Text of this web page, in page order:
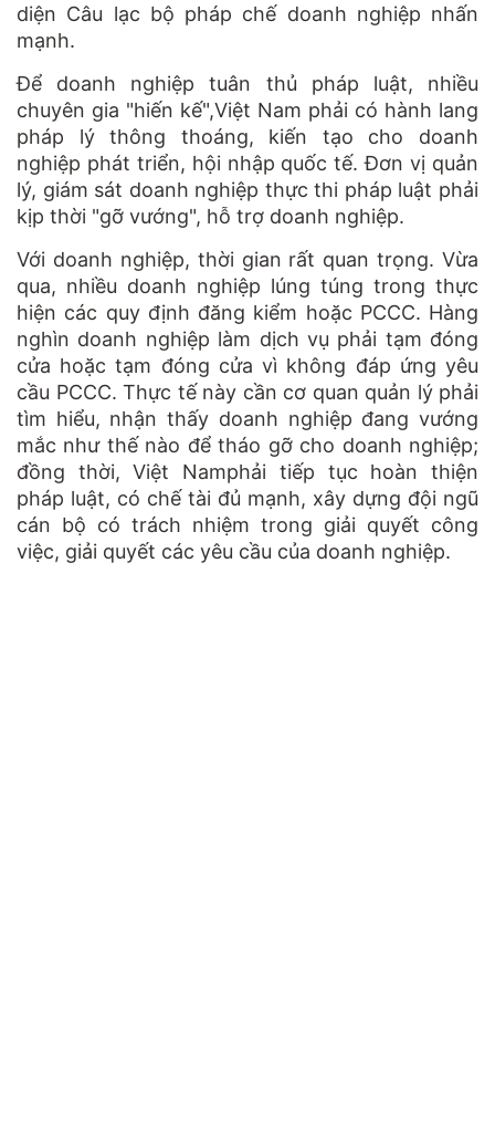
diện Câu lạc bộ pháp chế doanh nghiệp nhấn
mạnh.
Để doanh nghiệp tuân thủ pháp luật, nhiều
chuyên gia "hiến kế",Việt Nam phải có hành lang
pháp lý thông thoáng, kiến tạo cho doanh
nghiệp phát triển, hội nhập quốc tế. Đơn vị quản
lý, giám sát doanh nghiệp thực thi pháp luật phải
kịp thời "gỡ vướng", hỗ trợ doanh nghiệp.
Với doanh nghiệp, thời gian rất quan trọng. Vừa
qua, nhiều doanh nghiệp lúng túng trong thực
hiện các quy định đăng kiểm hoặc PCCC. Hàng
nghìn doanh nghiệp làm dịch vụ phải tạm đóng
cửa hoặc tạm đóng cửa vì không đáp ứng yêu
cầu PCCC. Thực tế này cần cơ quan quản lý phải
tìm hiểu, nhận thấy doanh nghiệp đang vướng
mắc như thế nào để tháo gỡ cho doanh nghiệp;
đồng thời, Việt Namphải tiếp tục hoàn thiện
pháp luật, có chế tài đủ mạnh, xây dựng đội ngũ
cán bộ có trách nhiệm trong giải quyết công
việc, giải quyết các yêu cầu của doanh nghiệp.